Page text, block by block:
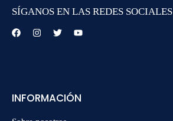
INFORMACIÓN
SÍGANOS EN LAS REDES SOCIALES